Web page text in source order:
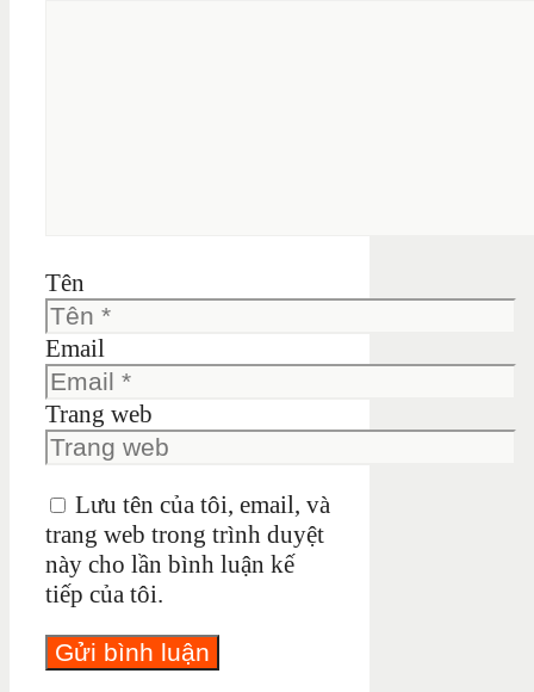
Tên
Email
Trang web
Lưu tên của tôi, email, và
trang web trong trình duyệt
này cho lần bình luận kế
tiếp của tôi.